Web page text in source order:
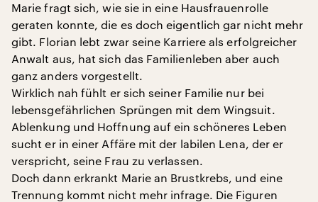
Marie fragt sich, wie sie in eine Hausfrauenrolle
geraten konnte, die es doch eigentlich gar nicht mehr
gibt. Florian lebt zwar seine Karriere als erfolgreicher
Anwalt aus, hat sich das Familienleben aber auch
ganz anders vorgestellt.
Wirklich nah fühlt er sich seiner Familie nur bei
lebensgefährlichen Sprüngen mit dem Wingsuit.
Ablenkung und Hoffnung auf ein schöneres Leben
sucht er in einer Affäre mit der labilen Lena, der er
verspricht, seine Frau zu verlassen.
Doch dann erkrankt Marie an Brustkrebs, und eine
Trennung kommt nicht mehr infrage. Die Figuren